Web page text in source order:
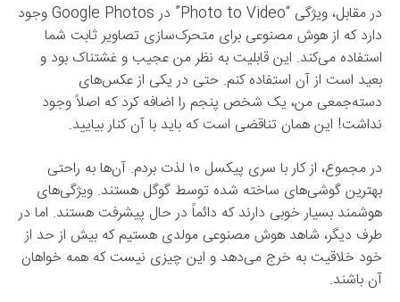
در مقابل، ویژگی “Photo to Video” در Google Photos وجود
دارد که از هوش مصنوعی برای متحرک‌سازی تصاویر ثابت شما
استفاده می‌کند. این قابلیت به نظر من عجیب و غشتناک بود و
بعید است از آن استفاده کنم. حتی در یکی از عکس‌های
دسته‌جمعی من، یک شخص پنجم را اضافه کرد که اصلاً وجود
نداشت! این همان تناقضی است که باید با آن کنار بیایید.
در مجموع، از کار با سری پیکسل ۱۰ لذت بردم. آن‌ها به راحتی
بهترین گوشی‌های ساخته شده توسط گوگل هستند. ویژگی‌های
هوشمند بسیار خوبی دارند که دائماً در حال پیشرفت هستند. اما در
طرف دیگر، شاهد هوش مصنوعی مولدی هستیم که بیش از حد از
خود خلاقیت به خرج می‌دهد و این چیزی نیست که همه خواهان
آن باشند.